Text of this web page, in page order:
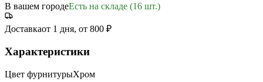
В вашем городеЕсть на складе (16 шт.)
Доставкаот 1 дня, от 800 ₽
Характеристики
Цвет фурнитурыХром